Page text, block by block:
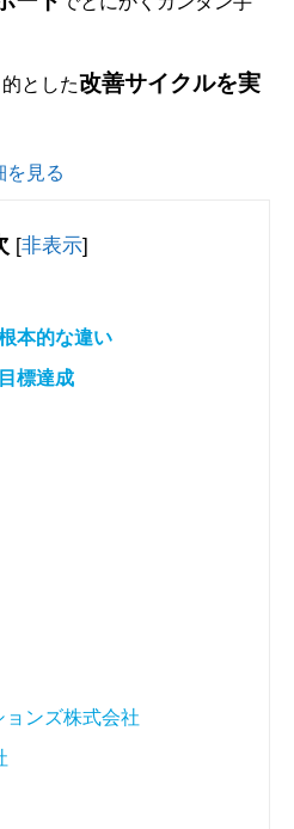
とした改善サイクルを実
を見る
[非表示]
本的な違い
標達成
ンズ株式会社